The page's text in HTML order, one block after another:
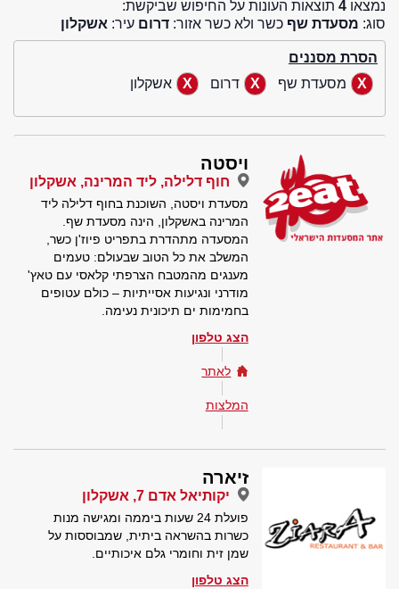
נמצאו 4 תוצאות העונות על החיפוש שביקשת:
סוג: מסעדת שף כשר ולא כשר אזור: דרום עיר: אשקלון
הסרת מסננים
מסעדת שף
דרום אשקלון
ויסטה
חוף דלילה, ליד המרינה, אשקלון
מסעדת ויסטה, השוכנת בחוף דלילה ליד
המרינה באשקלון, הינה מסעדת שף.
המסעדה מתהדרת בתפריט פיוז'ן כשר,
המשלב את כל הטוב שבעולם: טעמים
מענגים מהמטבח הצרפתי קלאסי עם טאץ'
מודרני ונגיעות אסייתיות – כולם עטופים
בחמימות ים תיכונית נעימה.
הצג טלפון
לאתר
המלצות
זיארה
יקותיאל אדם 7, אשקלון
פועלת 24 שעות ביממה ומגישה מנות
כשרות בהשראה ביתית, שמבוססות על
שמן זית וחומרי גלם איכותיים.
הצג טלפון